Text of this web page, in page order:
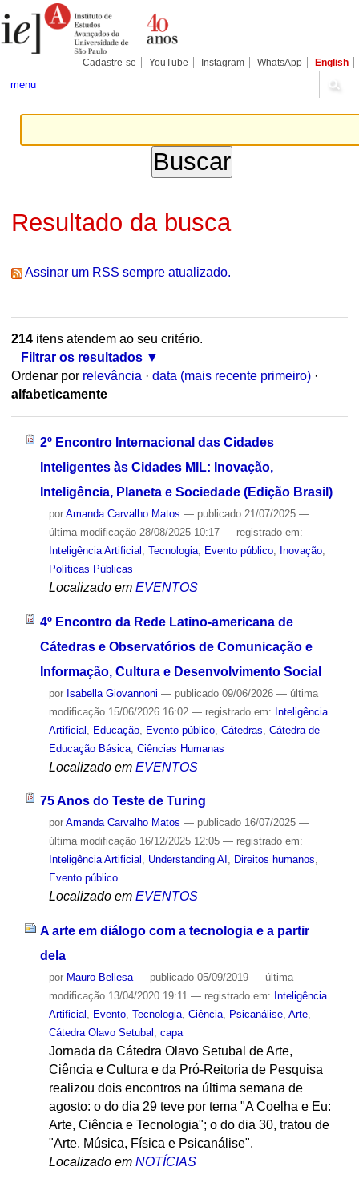
para
conteúdo.
Pessoais
Cadastre-se YouTube Instagram WhatsApp English
menu
Resultado da busca
Assinar um RSS sempre atualizado.
214itens atendem ao seu critério.
Filtrar os resultados
Ordenar por relevância · data (mais recente primeiro) ·
alfabeticamente
2º Encontro Internacional das Cidades
Inteligentes às Cidades MIL: Inovação,
Inteligência, Planeta e Sociedade (Edição Brasil)
por Amanda Carvalho Matos — publicado21/07/2025 —
última modificação28/08/2025 10:17 — registrado em:
Inteligência Artificial
Tecnologia, Evento público, Inovação,
Políticas Públicas
Localizado em EVENTOS
4º Encontro da Rede Latino-americana de
Cátedras e Observatórios de Comunicação e
Informação, Cultura e Desenvolvimento Social
por Isabella Giovannoni — publicado09/06/2026 — última
modificação15/06/2026 16:02 — registrado em: Inteligência
Artificial
Educação, Evento público, Cátedras Cátedra de
Educação Básica, Ciências Humanas
Localizado em EVENTOS
75 Anos do Teste de Turing
por Amanda Carvalho Matos — publicado16/07/2025 —
última modificação16/12/2025 12:05 — registrado em:
Inteligência Artificial , Understanding AI , Direitos humanos,
Evento público
Localizado em EVENTOS
A arte em diálogo com a tecnologia e a partir
dela
por Mauro Bellesa — publicado05/09/2019 — última
modificação13/04/2020 19:11 — registrado em: Inteligência
Artificial , Evento, Tecnologia, Ciência, Psicanálise, Arte,
Cátedra Olavo Setubal , capa
Jornada da Cátedra Olavo Setubal de Arte,
Ciência e Cultura e da Pró-Reitoria de Pesquisa
realizou dois encontros na última semana de
agosto: o do dia 29 teve por tema "A Coelha e Eu:
Arte, Ciência e Tecnologia"; o do dia 30, tratou de
"Arte, Música, Física e Psicanálise".
Localizado em NOTÍCIAS